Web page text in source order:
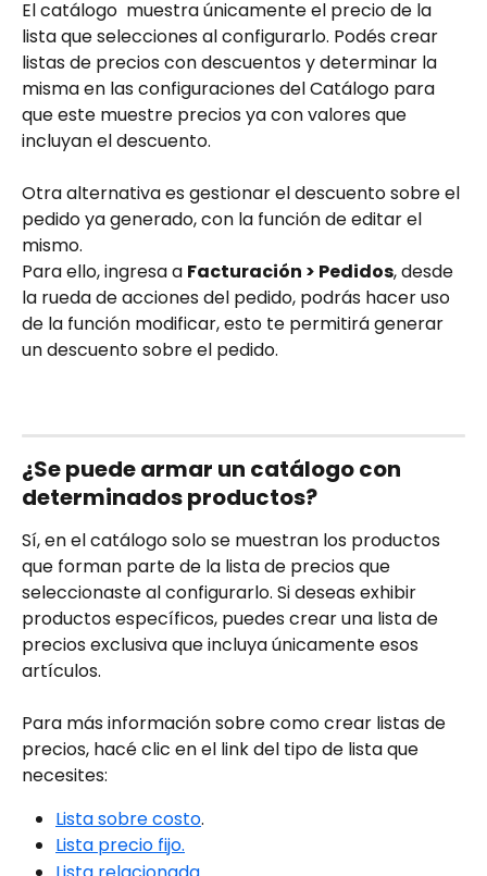
El catálogo  muestra únicamente el precio de la
lista que selecciones al configurarlo. Podés crear
listas de precios con descuentos y determinar la
misma en las configuraciones del Catálogo para
que este muestre precios ya con valores que
incluyan el descuento.
Otra alternativa es gestionar el descuento sobre el
pedido ya generado, con la función de editar el
mismo.
Para ello, ingresa a Facturación > Pedidos, desde
la rueda de acciones del pedido, podrás hacer uso
de la función modificar, esto te permitirá generar
un descuento sobre el pedido.
¿Se puede armar un catálogo con
determinados productos?
Sí, en el catálogo solo se muestran los productos
que forman parte de la lista de precios que
seleccionaste al configurarlo. Si deseas exhibir
productos específicos, puedes crear una lista de
precios exclusiva que incluya únicamente esos
artículos.
Para más información sobre como crear listas de
precios, hacé clic en el link del tipo de lista que
necesites:
Lista sobre costo.
Lista precio fijo.